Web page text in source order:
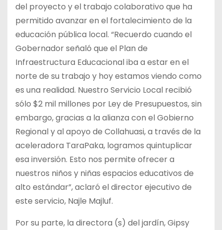
del proyecto y el trabajo colaborativo que ha
permitido avanzar en el fortalecimiento de la
educación pública local. “Recuerdo cuando el
Gobernador señaló que el Plan de
Infraestructura Educacional iba a estar en el
norte de su trabajo y hoy estamos viendo como
es una realidad. Nuestro Servicio Local recibió
sólo $2 mil millones por Ley de Presupuestos, sin
embargo, gracias a la alianza con el Gobierno
Regional y al apoyo de Collahuasi, a través de la
aceleradora TaraPaka, logramos quintuplicar
esa inversión. Esto nos permite ofrecer a
nuestros niños y niñas espacios educativos de
alto estándar”, aclaró el director ejecutivo de
este servicio, Najle Majluf.
Por su parte, la directora (s) del jardín, Gipsy